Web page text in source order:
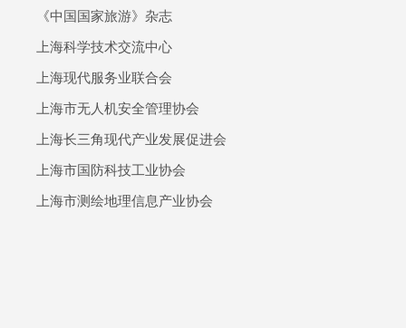
《中国国家旅游》杂志
上海科学技术交流中心
上海现代服务业联合会
上海市无人机安全管理协会
上海长三角现代产业发展促进会
上海市国防科技工业协会
上海市测绘地理信息产业协会